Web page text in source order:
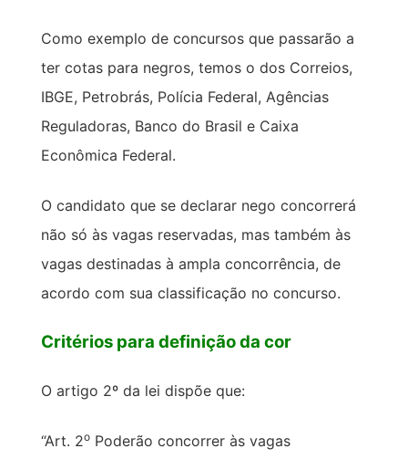
Como exemplo de concursos que passarão a
ter cotas para negros, temos o dos Correios,
IBGE, Petrobrás, Polícia Federal, Agências
Reguladoras, Banco do Brasil e Caixa
Econômica Federal.
O candidato que se declarar nego concorrerá
não só às vagas reservadas, mas também às
vagas destinadas à ampla concorrência, de
acordo com sua classificação no concurso.
Critérios para definição da cor
O artigo 2º da lei dispõe que:
“Art. 2oPoderão concorrer às vagas